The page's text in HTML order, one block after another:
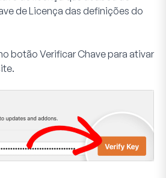
de Licençadas definições do
botão Verificar Chavepara ativar